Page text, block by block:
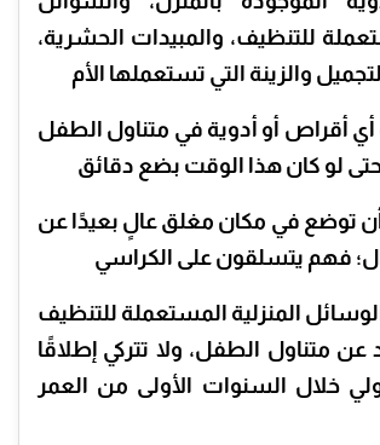
للتنظيف، والمبيدات الحشرية،
والزينة التي تستعملها الأم
أقراص أو أدوية في متناول الطفل
لو كان هذا الوقت بضع دقائق
أن توضع في مكان مغلق عالٍ بعيدًا عن
فهم يتسلقون على الكراسي
المنزلية المستعملة للتنظيف
متناول الطفل، ولا تتركي إطلاقًا
خلال السنوات الأولى من العمر